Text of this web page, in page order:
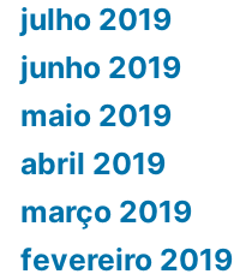
julho 2019
junho 2019
maio 2019
abril 2019
março 2019
fevereiro 2019